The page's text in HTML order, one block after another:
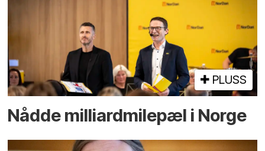
PLUSS
Nådde milliard­­milepæl i Norge